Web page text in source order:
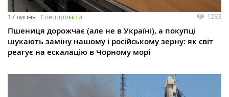
17 липня Спецпроєкти 1283
Пшениця дорожчає (але не в Україні), а покупці
шукають заміну нашому і російському зерну: як світ
реагує на ескалацію в Чорному морі